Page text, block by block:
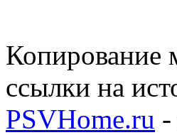
Копирование
ссылки на
PSVHome.ru -